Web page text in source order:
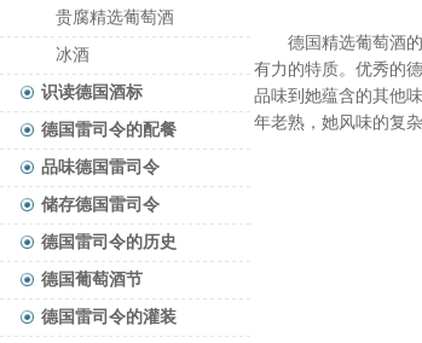
贵腐精选葡萄酒
冰酒
识读德国酒标
德国雷司令的配餐
品味德国雷司令
储存德国雷司令
德国雷司令的历史
德国葡萄酒节
德国雷司令的灌装
德国精选葡萄酒的
有力的特质。优秀的
品味到她蕴含的其他
年老熟，她风味的复